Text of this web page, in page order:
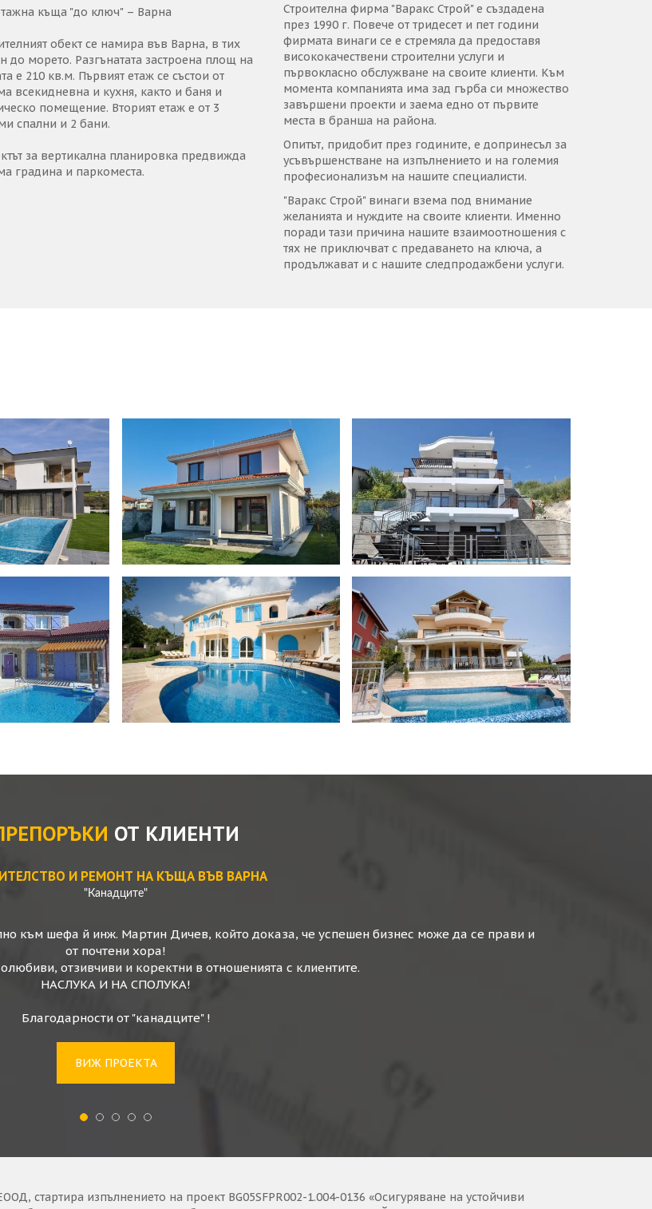
къща "до ключ" – Варна
обект се намира във Варна, в тих
до морето. Разгънатата застроена площ на
е 210 кв.м. Първият етаж се състои от
всекидневна и кухня, както и баня и
помещение. Вторият етаж е от 3
спални и 2 бани.
за вертикална планировка предвижда
градина и паркоместа.
Строителна фирма "Варакс Строй" е създадена
през 1990 г. Повече от тридесет и пет години
фирмата винаги се е стремяла да предоставя
висококачествени строителни услуги и
първокласно обслужване на своите клиенти. Към
момента компанията има зад гърба си множество
завършени проекти и заема едно от първите
места в бранша на района.
Опитът, придобит през годините, е допринесъл за
усъвършенстване на изпълнението и на големия
професионализъм на нашите специалисти.
"Варакс Строй" винаги взема под внимание
желанията и нуждите на своите клиенти. Именно
поради тази причина нашите взаимоотношения с
тях не приключват с предаването на ключа, а
продължават и с нашите следпродажбени услуги.
покрив в
Двуетажна къща с паркомясто –
с. Тополи, Варна
Строителство на къщи
Строителство на вила в Балчик
Строителство на къщи
къща в Балчик,
Строителство на къща в Балчик
ОТ КЛИЕНТИ
КЪЩА С ПАРКОМЯСТО – С. ТОПОЛИ, ВАРНА
Камен Б.
работа, която извършиха по строителството на новия ни дом. Изграждането
И РЕМОНТ НА КЪЩА ВЪВ ВАРНА
"Канадците"
към шефа й инж. Мартин Дичев, който доказа, че успешен бизнес може да се прави и
от почтени хора!
отзивчиви и коректни в отношенията с клиентите.
НАСЛУКА И НА СПОЛУКА!
Благодарности от "канадците" !
ВИЖ ПРОЕКТА
Строй” ЕООД никога не пренебрегват качеството на строителните работи за сметка на
метеорологични условия за извършване на съответните строителни дейности.
стартира изпълнението на проект BG05SFPR002-1.004-0136 «Осигуряване на устойчиви